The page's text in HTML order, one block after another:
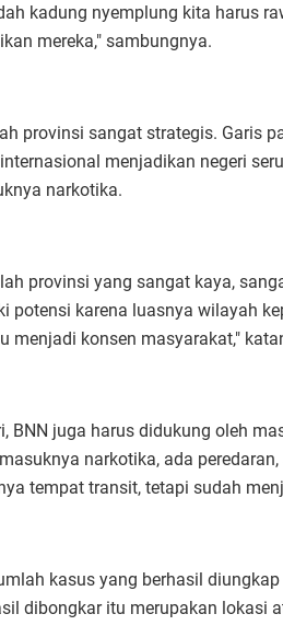
kadung nyemplung kita harus
mereka," sambungnya.
provinsi sangat strategis. Garis
menjadikan negeri
narkotika.
provinsi yang sangat kaya,
potensi karena luasnya wilayah
menjadi konsen masyarakat,"
BNN juga harus didukung oleh
narkotika, ada
tempat transit, tetapi sudah
kasus yang berhasil
dibongkar itu merupakan lokasi